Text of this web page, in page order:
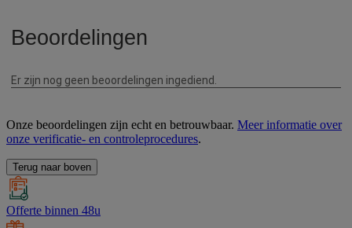
Onze beoordelingen zijn echt en betrouwbaar. Meer informatie over
onze verificatie- en controleprocedures.
Terug naar boven
Offerte binnen 48u